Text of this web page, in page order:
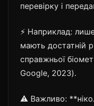
перевірку і
⚡ Наприклад:
мають достатній
справжньої
Google, 2023).
⚠️ Важливо: